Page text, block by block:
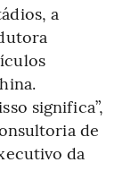
a
significa”,
de
da